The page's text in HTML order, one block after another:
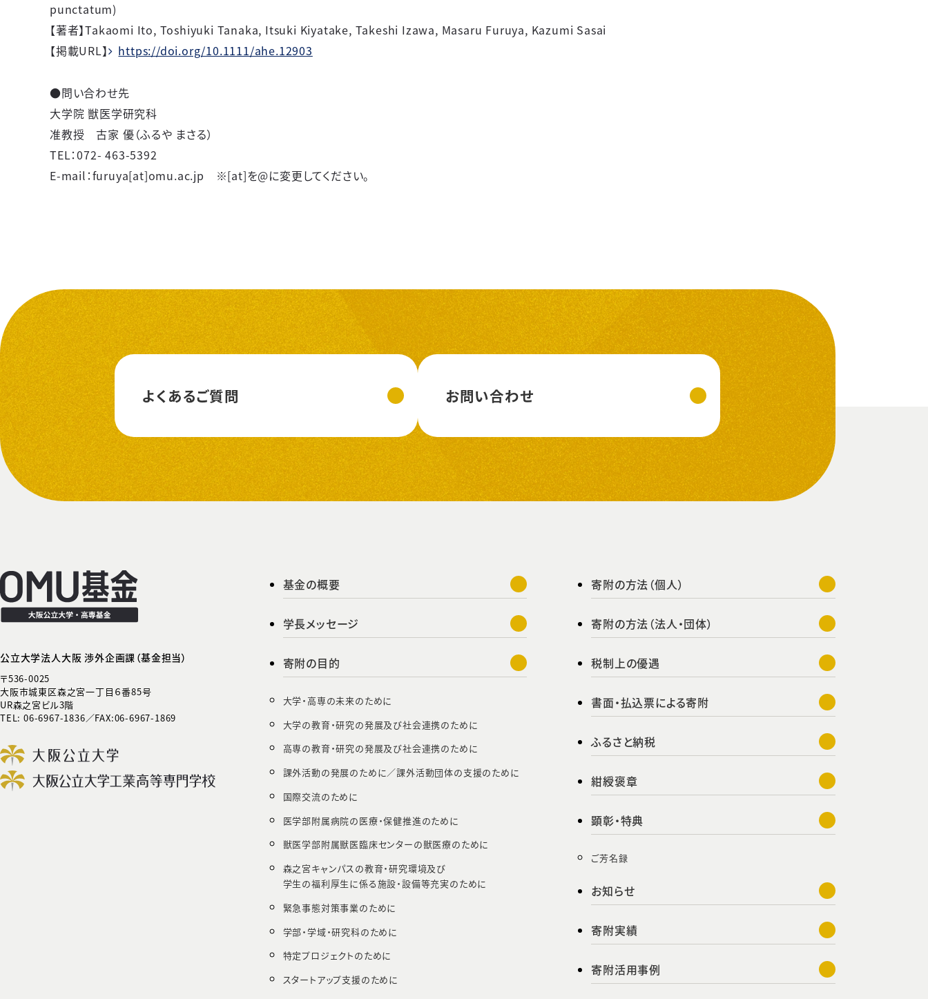
punctatum)
【著者】Takaomi Ito, Toshiyuki Tanaka, Itsuki Kiyatake, Takeshi Izawa, Masaru Furuya, Kazumi Sasai
【掲載URL】
https://doi.org/10.1111/ahe.12903
●問い合わせ先
大学院 獣医学研究科
准教授 古家 優（ふるや まさる）
TEL：072- 463-5392
E-mail：furuya[at]omu.ac.jp ※[at]を@に変更してください。
よくあるご質問 お問い合わせ
公立大学法人大阪 渉外企画課（基金担当）
〒536-0025
大阪市城東区森之宮一丁目６番85号
UR森之宮ビル3階
TEL: 06-6967-1836／FAX:06-6967-1869
基金の概要
学長メッセージ
寄附の目的
大学・高専の未来のために
大学の教育・研究の発展及び社会連携のために
高専の教育・研究の発展及び社会連携のために
課外活動の発展のために／課外活動団体の支援のために
国際交流のために
医学部附属病院の医療・保健推進のために
獣医学部附属獣医臨床センターの獣医療のために
森之宮キャンパスの教育・研究環境及び
学生の福利厚生に係る施設・設備等充実のために
緊急事態対策事業のために
学部・学域・研究科のために
特定プロジェクトのために
スタートアップ支援のために
寄附の方法（個人）
寄附の方法（法人・団体）
税制上の優遇
書面・払込票による寄附
ふるさと納税
紺綬褒章
顕彰・特典
ご芳名録
お知らせ
寄附実績
寄附活用事例